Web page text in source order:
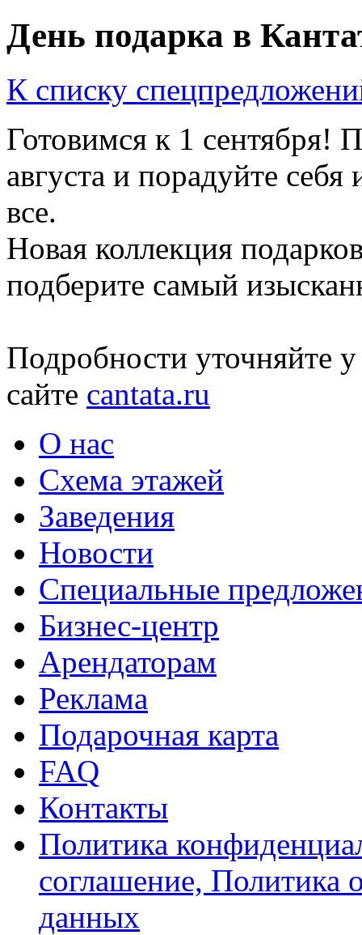
День подарка в
К списку
Готовимся к 1 сентября!
августа и порадуйте
все.
Новая коллекция
подберите самый
Подробности уточняйте
сайте cantata.ru
О нас
Схема этажей
Заведения
Новости
Специальные
Бизнес-центр
Арендаторам
Реклама
Подарочная карта
FAQ
Контакты
Политика
соглашение, Политика
данных